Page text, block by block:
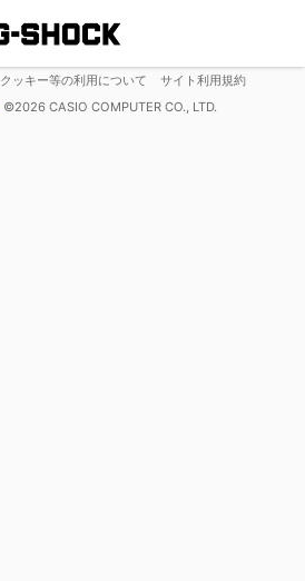
クッキー等の利用について
サイト利用規約
©2026 CASIO COMPUTER CO., LTD.